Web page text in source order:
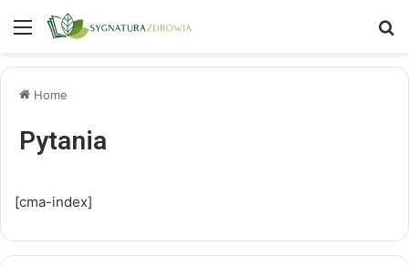
Menu
Home
Pytania
[cma-index]